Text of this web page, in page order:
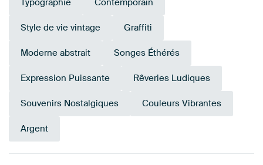
Typographie Contemporain
Style de vie vintage Graffiti
Moderne abstrait Songes Éthérés
Expression Puissante Rêveries Ludiques
Souvenirs Nostalgiques Couleurs Vibrantes
Argent